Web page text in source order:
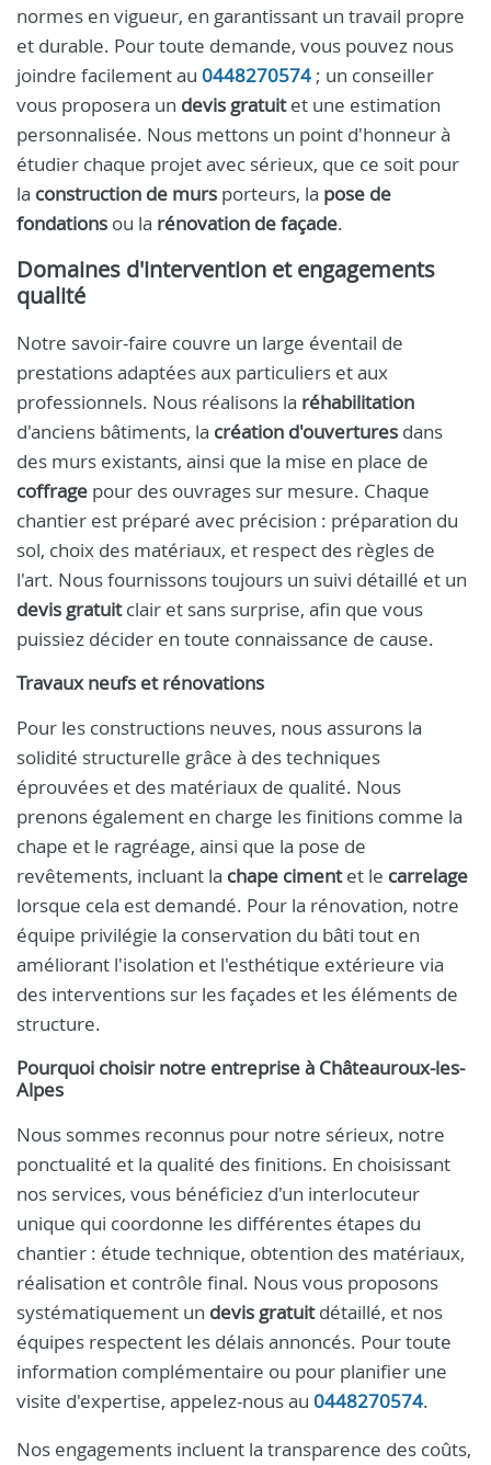
normes en vigueur, en garantissant un travail propre
et durable. Pour toute demande, vous pouvez nous
joindre facilement au 0448270574 ; un conseiller
vous proposera un devis gratuitet une estimation
personnalisée. Nous mettons un point d'honneur à
étudier chaque projet avec sérieux, que ce soit pour
la construction de murs porteurs, la pose de
fondations ou la rénovation de façade.
Domaines d'intervention et engagements
qualité
Notre savoir-faire couvre un large éventail de
prestations adaptées aux particuliers et aux
professionnels. Nous réalisons la réhabilitation
d'anciens bâtiments, la création d'ouvertures dans
des murs existants, ainsi que la mise en place de
coffrage pour des ouvrages sur mesure. Chaque
chantier est préparé avec précision : préparation du
sol, choix des matériaux, et respect des règles de
l'art. Nous fournissons toujours un suivi détaillé et un
devis gratuitclair et sans surprise, afin que vous
puissiez décider en toute connaissance de cause.
Travaux neufs et rénovations
Pour les constructions neuves, nous assurons la
solidité structurelle grâce à des techniques
éprouvées et des matériaux de qualité. Nous
prenons également en charge les finitions comme la
chape et le ragréage, ainsi que la pose de
revêtements, incluant la chape cimentet le carrelage
lorsque cela est demandé. Pour la rénovation, notre
équipe privilégie la conservation du bâti tout en
améliorant l'isolation et l'esthétique extérieure via
des interventions sur les façades et les éléments de
structure.
Pourquoi choisir notre entreprise à Châteauroux-les-
Alpes
Nous sommes reconnus pour notre sérieux, notre
ponctualité et la qualité des finitions. En choisissant
nos services, vous bénéficiez d'un interlocuteur
unique qui coordonne les différentes étapes du
chantier : étude technique, obtention des matériaux,
réalisation et contrôle final. Nous vous proposons
systématiquement un devis gratuitdétaillé, et nos
équipes respectent les délais annoncés. Pour toute
information complémentaire ou pour planifier une
visite d'expertise, appelez-nous au 0448270574.
Nos engagements incluent la transparence des coûts,